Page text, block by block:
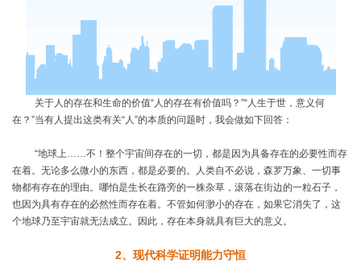
关于人的存在和生命的价值“人的存在有价值吗？”“人生于世，意义何
在？”当有人提出这类有关“人”的本质的问题时，我会做如下回答：
“地球上……不！整个宇宙间存在的一切，都是因为具备存在的必要性而存
在着。无论多么微小的东西，都是必要的。人类自不必说，森罗万象、一切事
物都有存在的理由。哪怕是生长在路旁的一株杂草，滚落在街边的一粒石子，
也因为具有存在的必然性而存在着。不管如何渺小的存在，如果它消失了，这
个地球乃至宇宙就无法成立。因此，存在本身就具有巨大的意义。
2、 现代科学证明能力守恒